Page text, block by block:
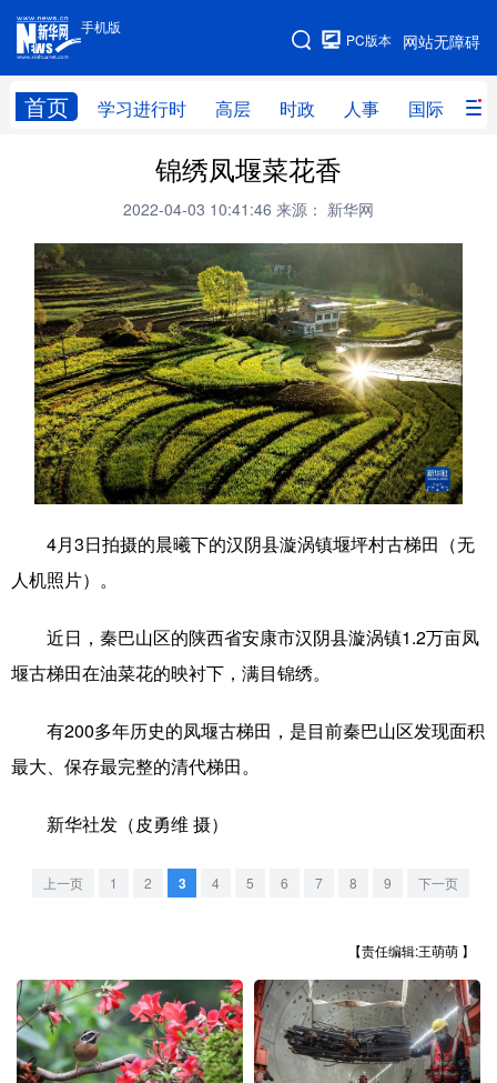
手机版
网站无障碍
PC版本
首页 学习进行时 高层 时政 人事 国际 财
手机版
网站地图
高层 时政
财经 网评
台湾 思客智库 全球连线
科技 科创 量子 体育
文化 书画 健康 军事
访谈 视频 图片 政务
法律 中央文件 金融 汽车
食品 人居 信息化 数字经济
学术中国 乡村振兴 银龄 溯源中国
城市
彩票 娱乐 时尚 悦读
公益 一带一路 亚太网
文化产业
地方频道
江西
山东 河南 湖北 湖南
广东 广西 海南 重庆
锦绣凤堰菜花香
2022-04-03 10:41:46 来源： 新华网
4月3日拍摄的晨曦下的汉阴县漩涡镇堰坪村古梯田（无
人机照片）。
近日，秦巴山区的陕西省安康市汉阴县漩涡镇1.2万亩凤
堰古梯田在油菜花的映衬下，满目锦绣。
有200多年历史的凤堰古梯田，是目前秦巴山区发现面积
最大、保存最完整的清代梯田。
新华社发（皮勇维 摄）
上一页 1 2 3 4 5 6 7 8 9 下一页
【责任编辑:王萌萌 】